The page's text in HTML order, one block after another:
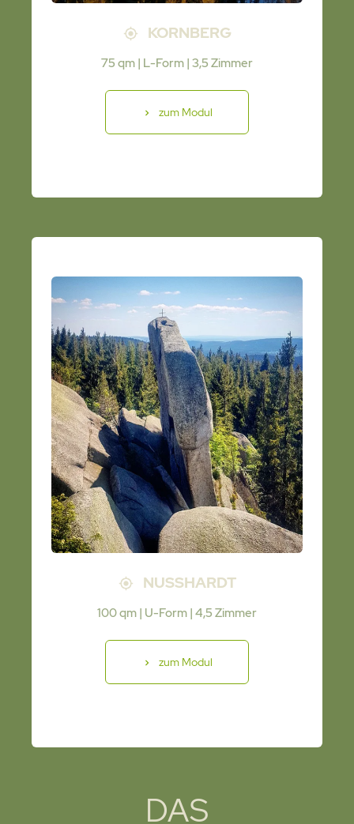
KORNBERG
75 qm | L-Form | 3,5 Zimmer
zum Modul
NUSSHARDT
100 qm | U-Form | 4,5 Zimmer
zum Modul
DAS